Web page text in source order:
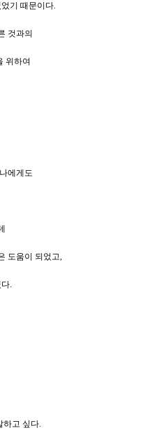
기 때문이다.
것과의
위하여
에게도
도움이 되었고,
.
하고 싶다.